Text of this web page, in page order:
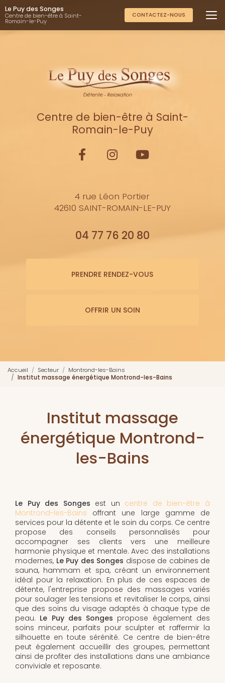
Aller
au
contenu
principal
Le Puy des Songes
Centre de bien-être à Saint-
Romain-le-Puy
CONTACTEZ-NOUS
Centre de bien-être à Saint-
Romain-le-Puy
4 rue Léon Portier
42610 SAINT-ROMAIN-LE-PUY
04 77 76 20 80
PRENDRE RENDEZ-VOUS
OFFRIR UN SOIN
Accueil Secteur
Montrond-les-Bains
Institut massage énergétique Montrond-les-Bains
Institut massage
énergétique Montrond-
les-Bains
Le Puy des Songes est un centre de bien-être à
Montrond-les-Bains offrant une large gamme de
services pour la détente et le soin du corps. Ce centre
propose des conseils personnalisés pour
accompagner ses clients vers une meilleure
harmonie physique et mentale. Avec des installations
modernes, Le Puy des Songes dispose de cabines de
sauna, hammam et spa, créant un environnement
idéal pour la relaxation. En plus de ces espaces de
détente, l'entreprise propose des massages variés
pour soulager les tensions et revitaliser le corps, ainsi
que des soins du visage adaptés à chaque type de
peau. Le Puy des Songes propose également des
soins minceur, parfaits pour sculpter et raffermir la
silhouette en toute sérénité. Ce centre de bien-être
peut également accueillir des groupes, permettant
ainsi de profiter des installations dans une ambiance
conviviale et reposante.